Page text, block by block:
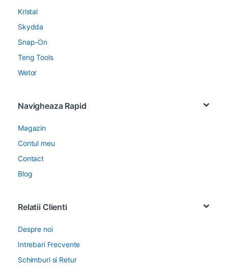
Kristal
Skydda
Snap-On
Teng Tools
Wetor
Navigheaza Rapid
Magazin
Contul meu
Contact
Blog
Relatii Clienti
Despre noi
Intrebari Frecvente
Schimburi si Retur